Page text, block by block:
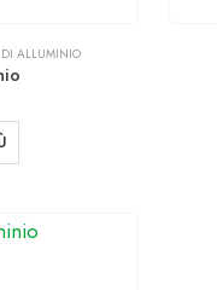
DI ALLUMINIO